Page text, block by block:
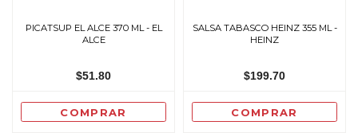
PICATSUP EL ALCE 370 ML - EL
ALCE
$51.80
COMPRAR
SALSA TABASCO HEINZ 355 ML -
HEINZ
$199.70
COMPRAR